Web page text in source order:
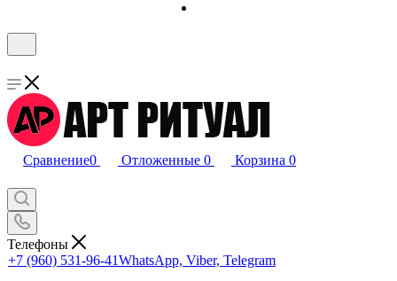
Сравнение0 Отложенные 0 Корзина 0
Телефоны
+7 (960) 531-96-41WhatsApp, Viber, Telegram